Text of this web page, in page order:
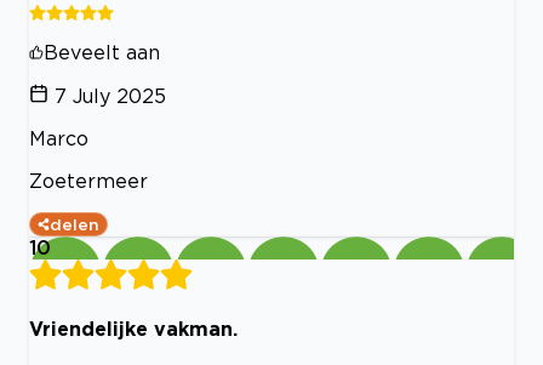
Beveelt aan
7 July 2025
Marco
Zoetermeer
delen
10
Vriendelijke vakman.